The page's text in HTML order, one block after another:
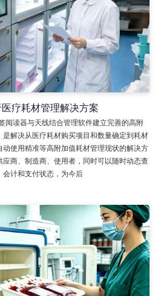
疗耗材管理解决方案
阅读器与天线结合管理软件建立完善的高附
解决从医疗耗材购买项目和数量确定到耗材
使用精准等高附加值耗材管理现状的解决方
商、制造商、使用者，同时可以随时动态查
计和支付状态，为今后